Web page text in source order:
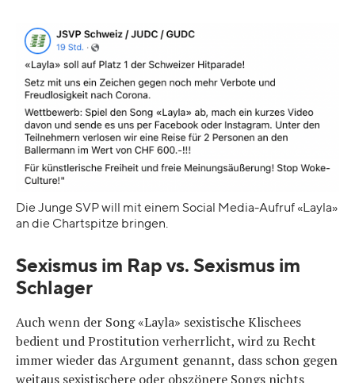
Die Junge SVP will mit einem Social Media-Aufruf «Layla»
an die Chartspitze bringen.
Sexismus im Rap vs. Sexismus im
Schlager
Auch wenn der Song «Layla» sexistische Klischees
bedient und Prostitution verherrlicht, wird zu Recht
immer wieder das Argument genannt, dass schon gegen
weitaus sexistischere oder obszönere Songs nichts